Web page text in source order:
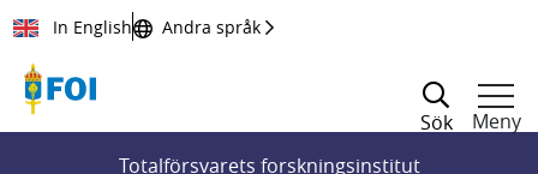
Till innehållet
In English Andra språk
Sök
Meny
Totalförsvarets forskningsinstitut